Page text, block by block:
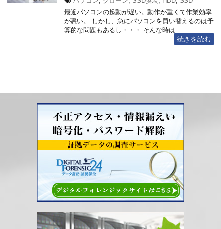
最近パソコンの起動が遅い。動作が重くて作業効率
が悪い。 しかし、急にパソコンを買い替えるのは予
算的な問題もあるし・・・ そんな時は…
続きを読む